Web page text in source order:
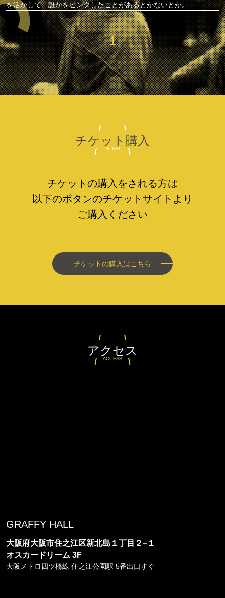
を活かして、誰かをビンタしたことがあるとかないとか。
1
チケット購入
TICKET
チケットの購入をされる方は
以下のボタンのチケットサイトより
ご購入ください
チケットの購入はこちら
アクセス
ACCESS
GRAFFY HALL
大阪府大阪市住之江区新北島１丁目２−１
オスカードリーム 3F
大阪メトロ四ツ橋線 住之江公園駅 5番出口すぐ